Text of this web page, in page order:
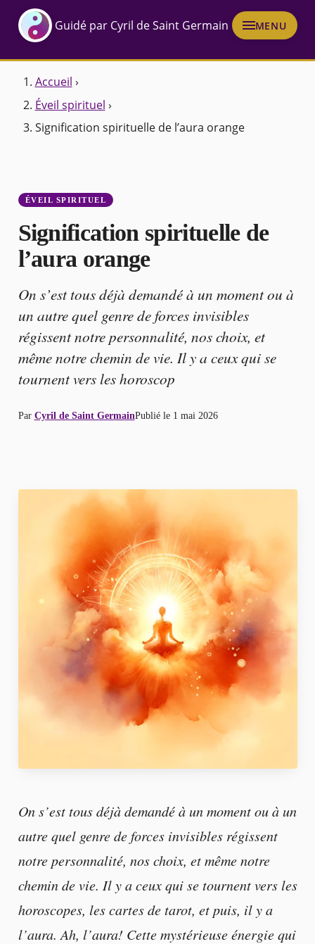
Guidé par Cyril de Saint Germain MENU
Accueil ›
Éveil spirituel ›
Signification spirituelle de l’aura orange
ÉVEIL SPIRITUEL
Signification spirituelle de
l’aura orange
On s’est tous déjà demandé à un moment ou à
un autre quel genre de forces invisibles
régissent notre personnalité, nos choix, et
même notre chemin de vie. Il y a ceux qui se
tournent vers les horoscop
Par Cyril de Saint GermainPublié le 1 mai 2026
On s’est tous déjà demandé à un moment ou à un
autre quel genre de forces invisibles régissent
notre personnalité, nos choix, et même notre
chemin de vie. Il y a ceux qui se tournent vers les
horoscopes, les cartes de tarot, et puis, il y a
l’aura. Ah, l’aura! Cette mystérieuse énergie qui